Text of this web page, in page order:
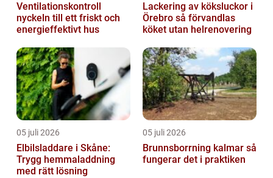
Ventilationskontroll
nyckeln till ett friskt och
energieffektivt hus
Lackering av köksluckor i
Örebro så förvandlas
köket utan helrenovering
05 juli 2026
Elbilsladdare i Skåne:
Trygg hemmaladdning
med rätt lösning
05 juli 2026
Brunnsborrning kalmar så
fungerar det i praktiken